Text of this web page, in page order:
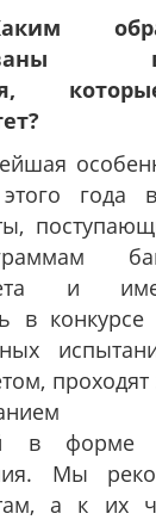
этого года
и
в
в форме
Мы
а к их